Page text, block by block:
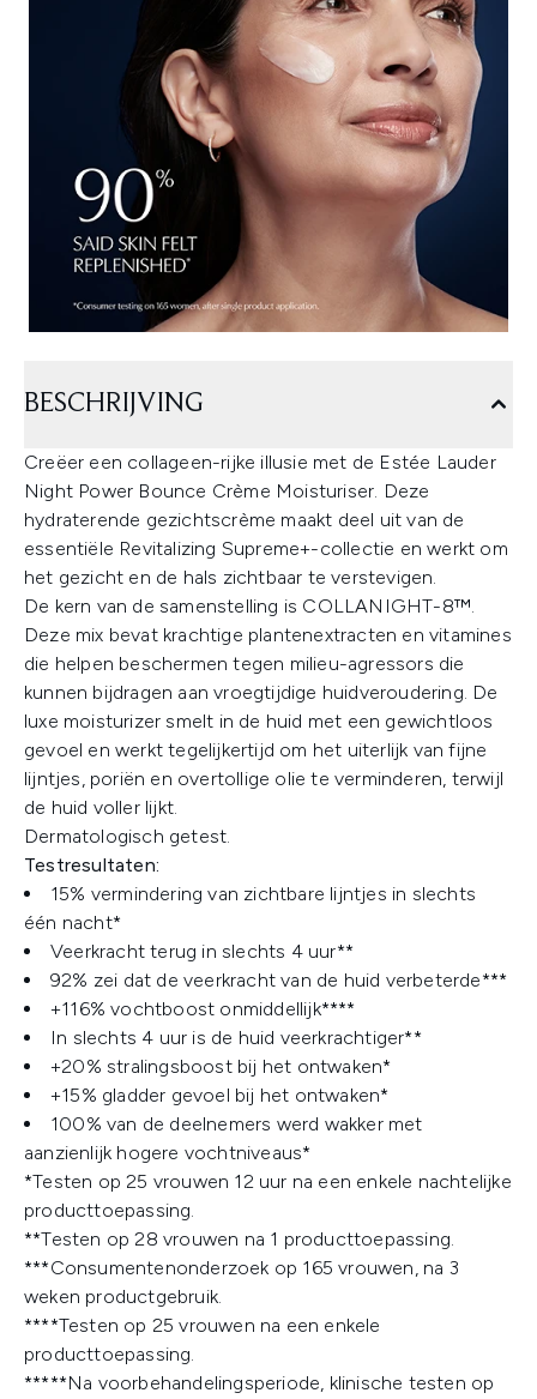
BESCHRIJVING
Creëer een collageen-rijke illusie met de Estée Lauder
Night Power Bounce Crème Moisturiser. Deze
hydraterende gezichtscrème maakt deel uit van de
essentiële Revitalizing Supreme+-collectie en werkt om
het gezicht en de hals zichtbaar te verstevigen.
De kern van de samenstelling is COLLANIGHT-8™.
Deze mix bevat krachtige plantenextracten en vitamines
die helpen beschermen tegen milieu-agressors die
kunnen bijdragen aan vroegtijdige huidveroudering. De
luxe moisturizer smelt in de huid met een gewichtloos
gevoel en werkt tegelijkertijd om het uiterlijk van fijne
lijntjes, poriën en overtollige olie te verminderen, terwijl
de huid voller lijkt.
Dermatologisch getest.
Testresultaten:
15% vermindering van zichtbare lijntjes in slechts
één nacht*
Veerkracht terug in slechts 4 uur**
92% zei dat de veerkracht van de huid verbeterde***
+116% vochtboost onmiddellijk****
In slechts 4 uur is de huid veerkrachtiger**
+20% stralingsboost bij het ontwaken*
+15% gladder gevoel bij het ontwaken*
100% van de deelnemers werd wakker met
aanzienlijk hogere vochtniveaus*
*Testen op 25 vrouwen 12 uur na een enkele nachtelijke
producttoepassing.
**Testen op 28 vrouwen na 1 producttoepassing.
***Consumentenonderzoek op 165 vrouwen, na 3
weken productgebruik.
****Testen op 25 vrouwen na een enkele
producttoepassing.
*****Na voorbehandelingsperiode, klinische testen op